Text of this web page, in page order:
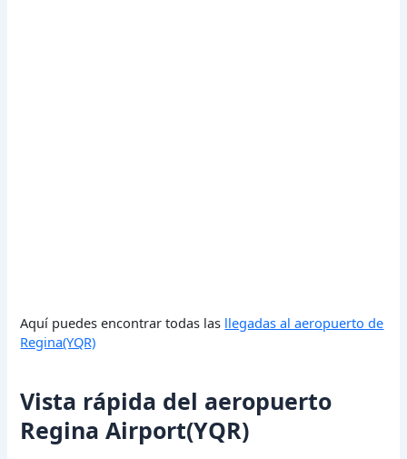
Aquí puedes encontrar todas las llegadas al aeropuerto de
Regina(YQR)
Vista rápida del aeropuerto
Regina Airport(YQR)